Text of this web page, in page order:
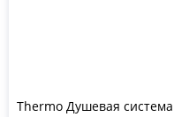
Thermo Душевая